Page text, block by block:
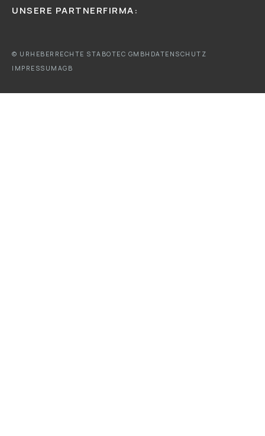
UNSERE PARTNERFIRMA:
© URHEBERRECHTE STABOTEC GMBH DATENSCHUTZ
IMPRESSUM AGB